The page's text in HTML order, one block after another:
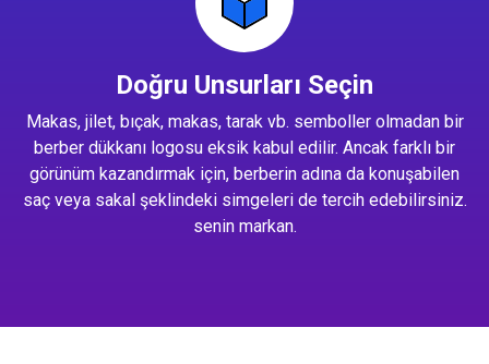
Doğru Unsurları Seçin
Makas, jilet, bıçak, makas, tarak vb. semboller olmadan bir
berber dükkanı logosu eksik kabul edilir. Ancak farklı bir
görünüm kazandırmak için, berberin adına da konuşabilen
saç veya sakal şeklindeki simgeleri de tercih edebilirsiniz.
senin markan.